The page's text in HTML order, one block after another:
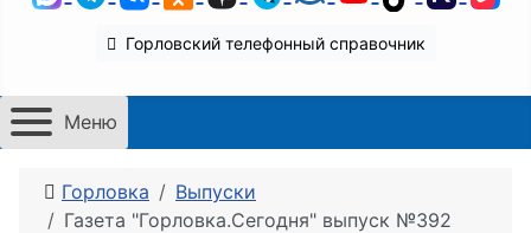
Горловский телефонный справочник
Меню
Горловка
Выпуски
Газета "Горловка.Сегодня" выпуск №392